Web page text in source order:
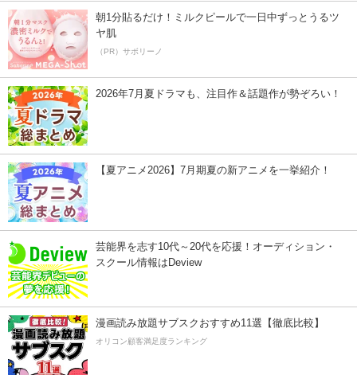
朝1分貼るだけ！ミルクピールで一日中ずっとうるツ
ヤ肌
（PR）サボリーノ
2026年7月夏ドラマも、注目作＆話題作が勢ぞろい！
【夏アニメ2026】7月期夏の新アニメを一挙紹介！
芸能界を志す10代～20代を応援！オーディション・
スクール情報はDeview
漫画読み放題サブスクおすすめ11選【徹底比較】
オリコン顧客満足度ランキング